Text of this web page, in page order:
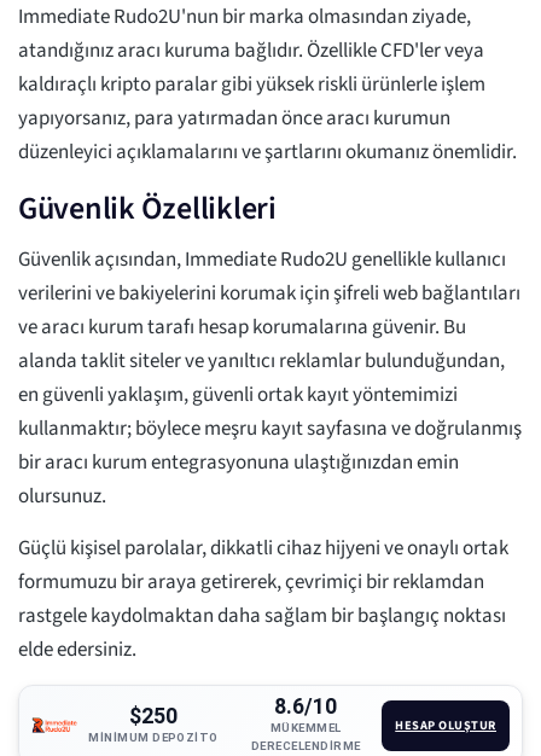
Immediate Rudo2U'nun bir marka olmasından ziyade,
atandığınız aracı kuruma bağlıdır. Özellikle CFD'ler veya
kaldıraçlı kripto paralar gibi yüksek riskli ürünlerle işlem
yapıyorsanız, para yatırmadan önce aracı kurumun
düzenleyici açıklamalarını ve şartlarını okumanız önemlidir.
Güvenlik Özellikleri
Güvenlik açısından, Immediate Rudo2U genellikle kullanıcı
verilerini ve bakiyelerini korumak için şifreli web bağlantıları
ve aracı kurum tarafı hesap korumalarına güvenir. Bu
alanda taklit siteler ve yanıltıcı reklamlar bulunduğundan,
en güvenli yaklaşım, güvenli ortak kayıt yöntemimizi
kullanmaktır; böylece meşru kayıt sayfasına ve doğrulanmış
bir aracı kurum entegrasyonuna ulaştığınızdan emin
olursunuz.
Güçlü kişisel parolalar, dikkatli cihaz hijyeni ve onaylı ortak
formumuzu bir araya getirerek, çevrimiçi bir reklamdan
rastgele kaydolmaktan daha sağlam bir başlangıç noktası
elde edersiniz.
$250
MINIMUM DEPOZITO
8.6/10
MÜKEMMEL
DERECELENDIRME
HESAP OLUŞTUR